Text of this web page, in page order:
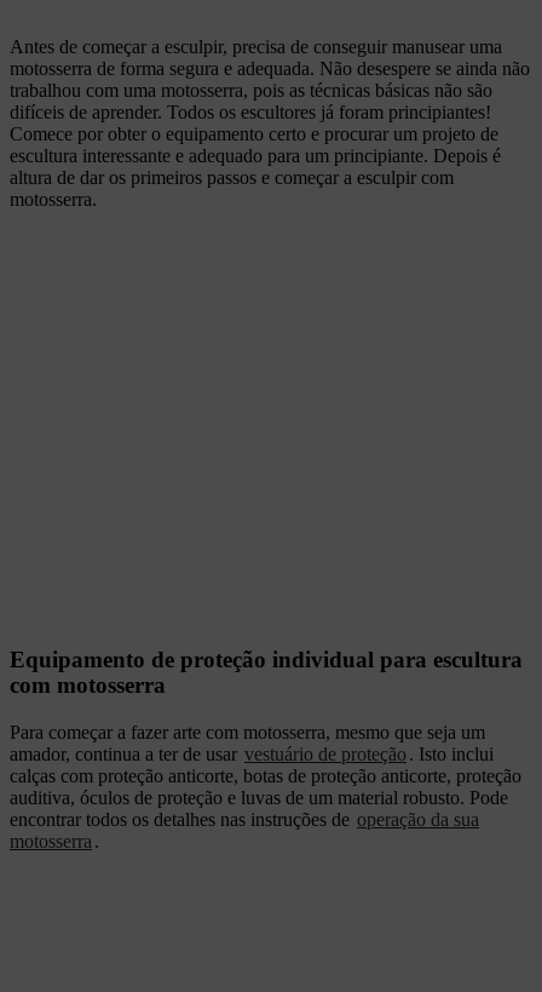
Antes de começar a esculpir, precisa de conseguir manusear uma
motosserra de forma segura e adequada. Não desespere se ainda não
trabalhou com uma motosserra, pois as técnicas básicas não são
difíceis de aprender. Todos os escultores já foram principiantes!
Comece por obter o equipamento certo e procurar um projeto de
escultura interessante e adequado para um principiante. Depois é
altura de dar os primeiros passos e começar a esculpir com
motosserra.
Equipamento de proteção individual para escultura
com motosserra
Para começar a fazer arte com motosserra, mesmo que seja um
amador, continua a ter de usar vestuário de proteção . Isto inclui
calças com proteção anticorte, botas de proteção anticorte, proteção
auditiva, óculos de proteção e luvas de um material robusto. Pode
encontrar todos os detalhes nas instruções de operação da sua
motosserra .